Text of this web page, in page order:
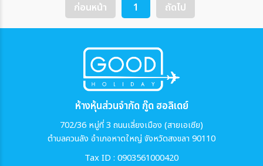
ก่อนหน้า 1 ถัดไป
ห้างหุ้นส่วนจำกัด กู๊ด ฮอลิเดย์
702/36 หมู่ที่ 3 ถนนเลี่ยงเมือง (สายเอเซีย)
ตำบลควนลัง อำเภอหาดใหญ่ จังหวัดสงขลา 90110
Tax ID : 0903561000420